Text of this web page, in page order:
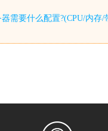
需要什么配置?(CPU/内存/